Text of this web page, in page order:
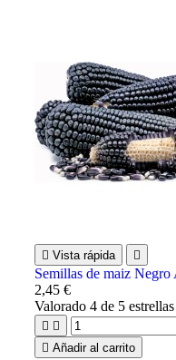
 Vista rápida 
Semillas de maiz Negro
2,45 €
Valorado4 de 5
 
 Añadir al carrito